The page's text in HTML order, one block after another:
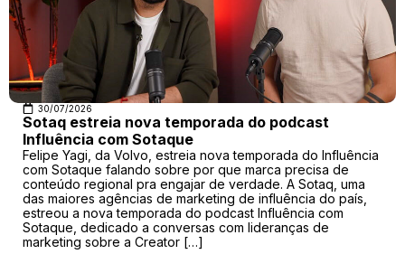
30/07/2026
Sotaq estreia nova temporada do podcast
Influência com Sotaque
Felipe Yagi, da Volvo, estreia nova temporada do Influência
com Sotaque falando sobre por que marca precisa de
conteúdo regional pra engajar de verdade. A Sotaq, uma
das maiores agências de marketing de influência do país,
estreou a nova temporada do podcast Influência com
Sotaque, dedicado a conversas com lideranças de
marketing sobre a Creator […]